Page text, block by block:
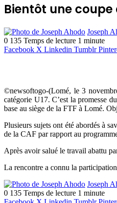
Bientôt une coupe
Joseph
0 135 Temps de lecture 1 minute
Facebook X Linkedin Tumblr
©newsoftogo-(Lomé, le 3
catégorie U17. C’est la promesse
base au siège de la FTF à Lomé.
Plusieurs sujets ont été abordés à
de la CAF par rapport au
Après avoir salué le travail abattu
La rencontre a connu la
Joseph
0 135 Temps de lecture 1 minute